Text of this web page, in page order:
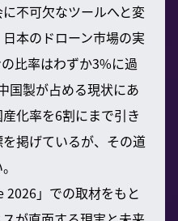
不可欠なツールへと変
本のドローン市場の実
比率はわずか3%に過
国製が占める現状にあ
化率を6割にまで引き
掲げているが、その道
」での取材をもと